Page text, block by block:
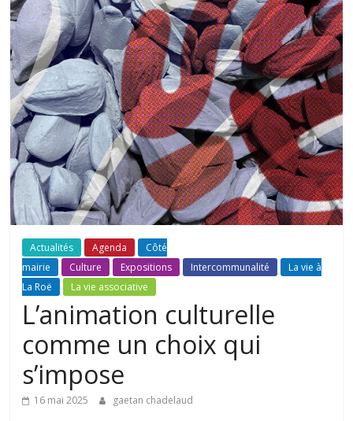
Actualités Agenda
Côté
mairie
Culture Expositions Intercommunalité
La vie à
La Roë
La vie associative
L’animation culturelle
comme un choix qui
s’impose
16 mai 2025 gaetan chadelaud